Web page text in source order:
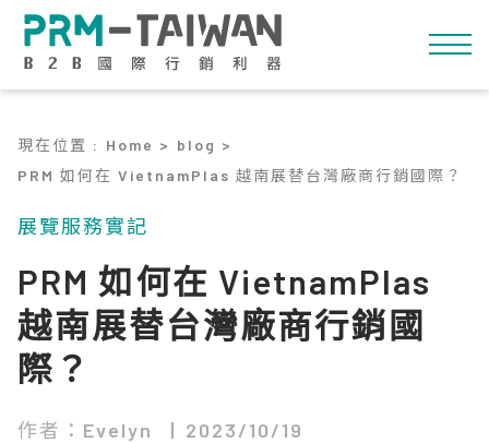
現在位置 : Home > blog >
PRM 如何在 VietnamPlas 越南展替台灣廠商行銷國際？
展覽服務實記
PRM 如何在 VietnamPlas
越南展替台灣廠商行銷國
際？
作者：Evelyn 2023/10/19